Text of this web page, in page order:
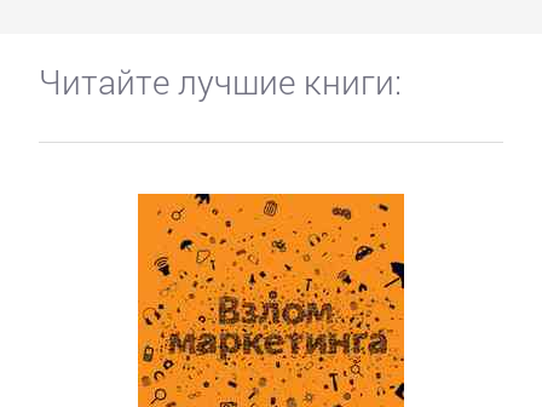
Читайте лучшие книги: